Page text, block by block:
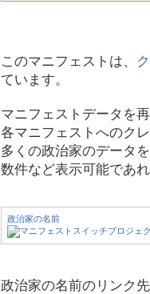
このマニフェストは、
ています。
マニフェストデータを
各マニフェストへのク
多くの政治家のデータ
数件など表示可能であ
政治家の名前
政治家の名前のリンク